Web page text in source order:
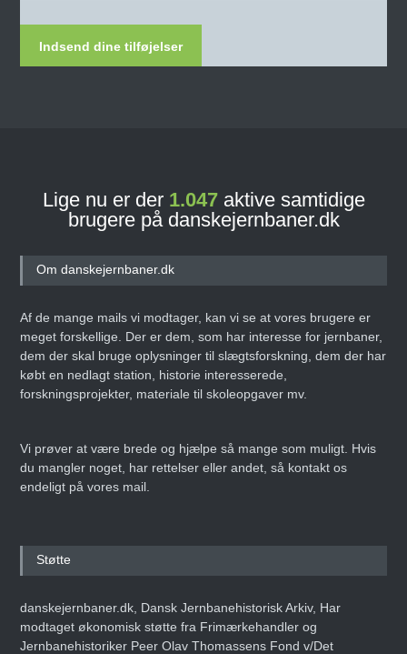
Indsend dine tilføjelser
Lige nu er der 1.047aktive samtidige
brugere på danskejernbaner.dk
Om danskejernbaner.dk
Af de mange mails vi modtager, kan vi se at vores brugere er
meget forskellige. Der er dem, som har interesse for jernbaner,
dem der skal bruge oplysninger til slægtsforskning, dem der har
købt en nedlagt station, historie interesserede,
forskningsprojekter, materiale til skoleopgaver mv.
Vi prøver at være brede og hjælpe så mange som muligt. Hvis
du mangler noget, har rettelser eller andet, så kontakt os
endeligt på vores mail.
Støtte
danskejernbaner.dk, Dansk Jernbanehistorisk Arkiv, Har
modtaget økonomisk støtte fra Frimærkehandler og
Jernbanehistoriker Peer Olav Thomassens Fond v/Det